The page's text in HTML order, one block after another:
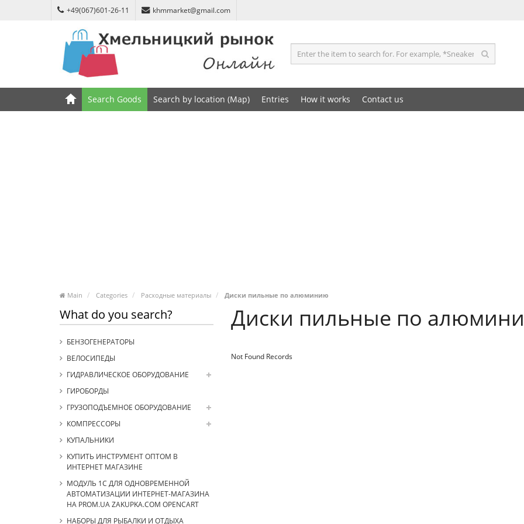
+49(067)601-26-11 khmmarket@gmail.com
Search Goods Search by location (Map) Entries How it works Contact us
Main Categories Расходные материалы Диски пильные по алюминию
What do you search?
БЕНЗОГЕНЕРАТОРЫ
ВЕЛОСИПЕДЫ
ГИДРАВЛИЧЕСКОЕ ОБОРУДОВАНИЕ
ГИРОБОРДЫ
ГРУЗОПОДЪЕМНОЕ ОБОРУДОВАНИЕ
КОМПРЕССОРЫ
КУПАЛЬНИКИ
КУПИТЬ ИНСТРУМЕНТ ОПТОМ В
ИНТЕРНЕТ МАГАЗИНЕ
МОДУЛЬ 1С ДЛЯ ОДНОВРЕМЕННОЙ
АВТОМАТИЗАЦИИ ИНТЕРНЕТ-МАГАЗИНА
НА PROM.UA ZAKUPKA.COM OPENCART
НАБОРЫ ДЛЯ РЫБАЛКИ И ОТДЫХА
Диски пильные по
Not Found Records